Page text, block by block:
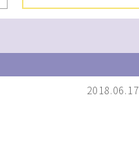
2018.06.17